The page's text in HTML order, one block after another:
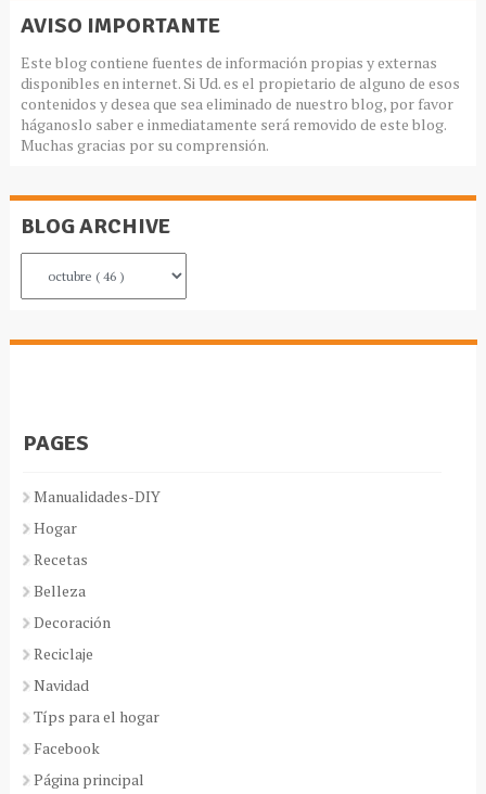
AVISO IMPORTANTE
Este blog contiene fuentes de información propias y externas
disponibles en internet. Si Ud. es el propietario de alguno de esos
contenidos y desea que sea eliminado de nuestro blog, por favor
háganoslo saber e inmediatamente será removido de este blog.
Muchas gracias por su comprensión.
BLOG ARCHIVE
PAGES
Manualidades-DIY
Hogar
Recetas
Belleza
Decoración
Reciclaje
Navidad
Típs para el hogar
Facebook
Página principal